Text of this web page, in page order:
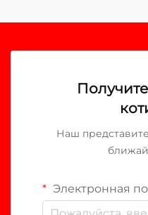
Наш
Электронная